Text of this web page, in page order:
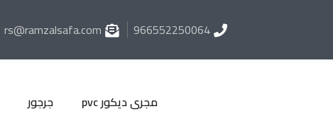
966552250064
rs@ramzalsafa.com
مجرى ديكور pvc جرجور